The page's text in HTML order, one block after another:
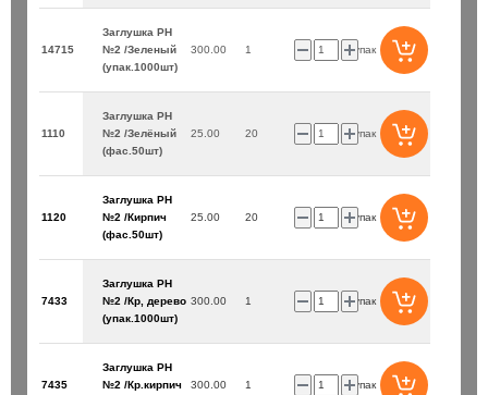
14715
Заглушка PH
№2 /Зеленый
(упак.1000шт)
300.00 1 упак
1110
Заглушка PH
№2 /Зелёный
(фас.50шт)
25.00 20 упак
1120
Заглушка PH
№2 /Кирпич
(фас.50шт)
25.00 20 упак
7433
Заглушка PH
№2 /Кр, дерево
(упак.1000шт)
300.00 1 упак
7435
Заглушка PH
№2 /Кр.кирпич
300.00 1 упак